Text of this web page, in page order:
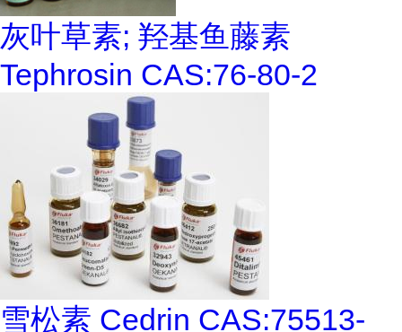
灰叶草素; 羟基鱼藤素
Tephrosin CAS:76-80-2
雪松素 Cedrin CAS:75513-